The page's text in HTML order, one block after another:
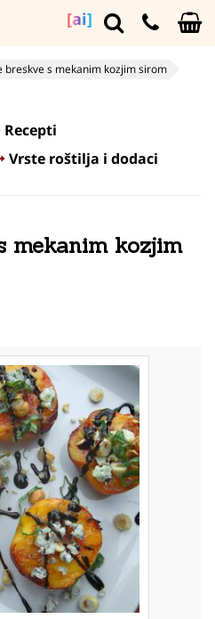
[ai]
breskve s mekanim kozjim sirom
Recepti
Vrste roštilja i dodaci
mekanim kozjim